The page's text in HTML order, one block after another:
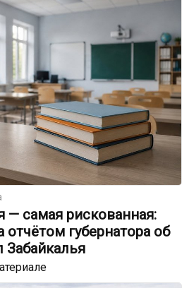
самая рискованная:
отчётом губернатора об